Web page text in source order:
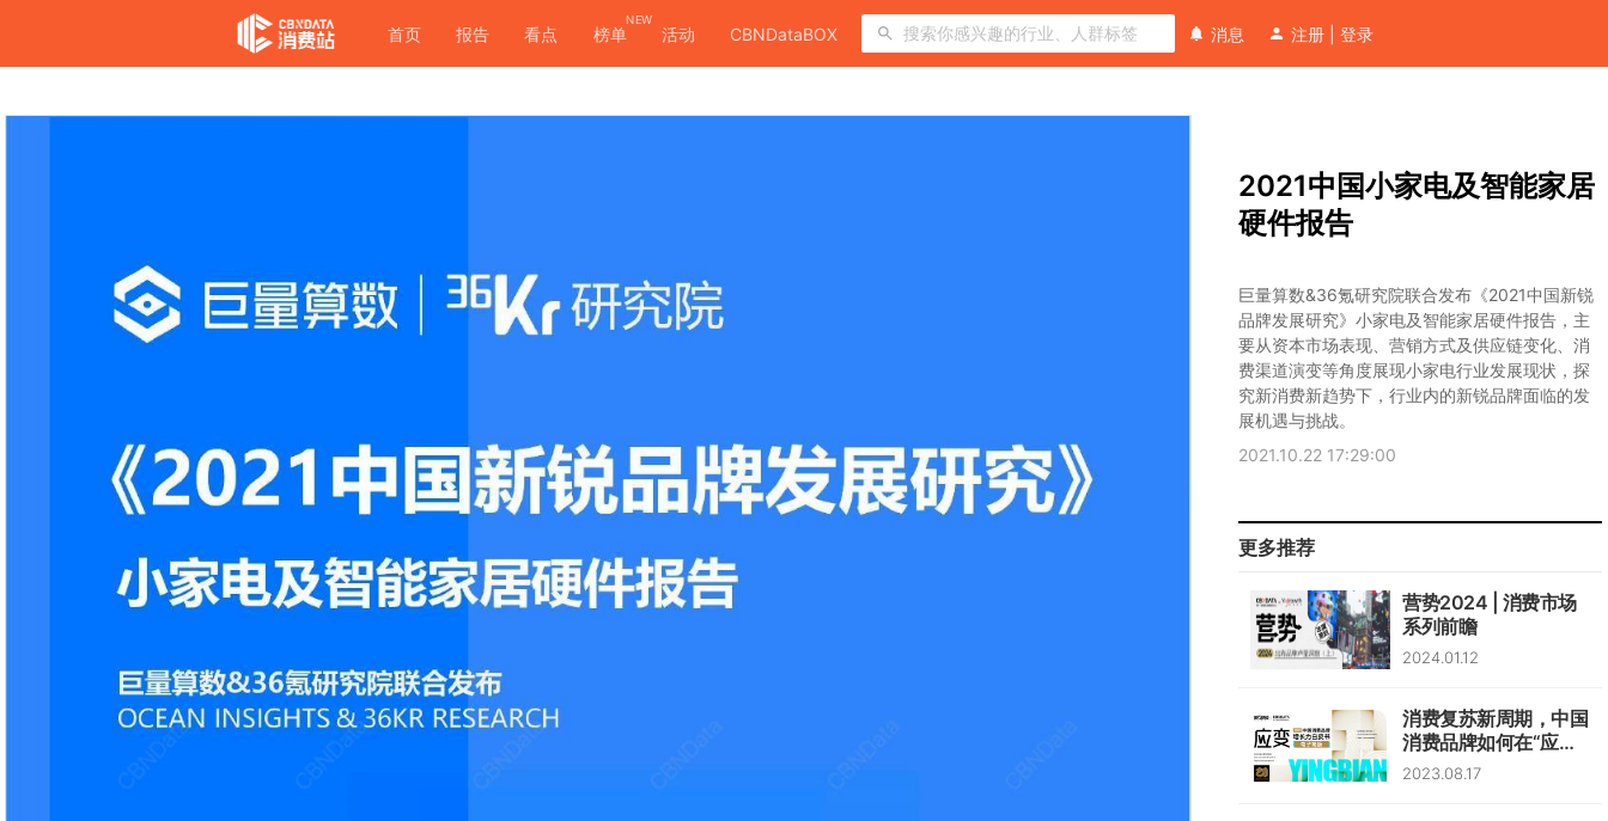
首页 报告 看点 榜单
NEW
活动 CBNDataBOX 消息 注册 登录
2021中国小家电及智能家居
硬件报告
巨量算数&36氪研究院联合发布《2021中国新锐
品牌发展研究》小家电及智能家居硬件报告，主
要从资本市场表现、营销方式及供应链变化、消
费渠道演变等角度展现小家电行业发展现状，探
究新消费新趋势下，行业内的新锐品牌面临的发
展机遇与挑战。
2021.10.22 17:29:00
更多推荐
营势2024 | 消费市场
系列前瞻
2024.01.12
消费复苏新周期，中国
消费品牌如何在“应
变”中韧性生长？
2023.08.17
要从资本市场表现、营销方式及供应链变化、消
费渠道和消费理念演变等角度展现小家电行业发
展现状，探究新消费新趋势下，行业内的新锐品